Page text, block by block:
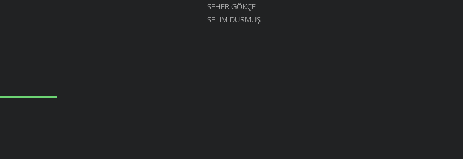
SEHER GÖKÇE
SELIM DURMUŞ